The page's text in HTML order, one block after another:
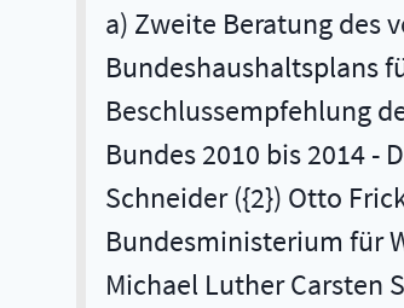
a) Zweite Beratung des
Bundeshaushaltsplans
Beschlussempfehlung
Bundes 2010 bis 2014 -
Schneider ({2}) Otto
Bundesministerium für
Michael Luther Carsten